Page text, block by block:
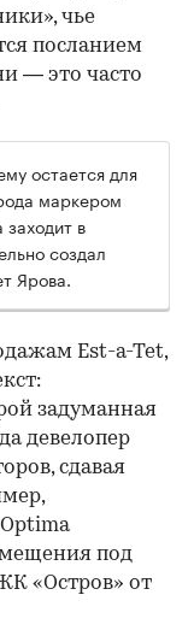
чье
посланием
— это часто
остается для
маркером
в
создал
Ярова.
Est-a-Tet,
задуманная
девелопер
сдавая
под
«Остров» от